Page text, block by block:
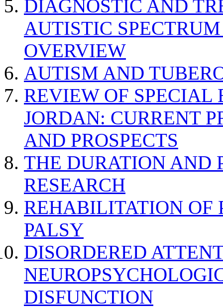
DIAGNOSTIC AND
AUTISTIC
OVERVIEW
AUTISM AND
REVIEW OF SPECIAL
JORDAN: CURRENT
AND PROSPECTS
THE DURATION AND
RESEARCH
REHABILITATION OF
PALSY
DISORDERED
DISFUNCTION